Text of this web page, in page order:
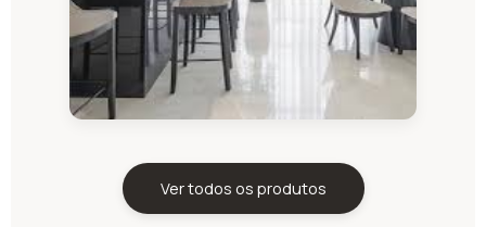
Ver todos os produtos